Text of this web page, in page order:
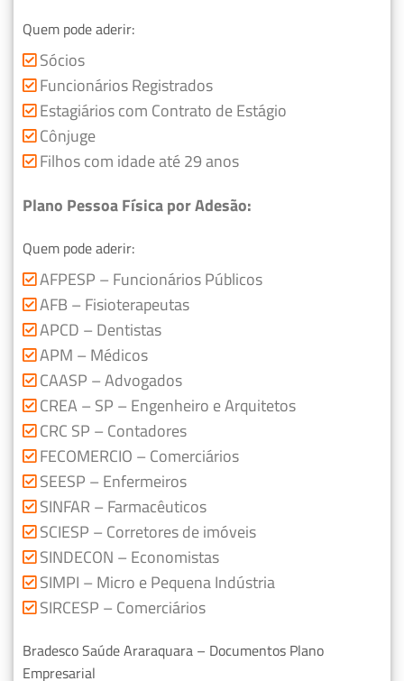
Quem pode aderir:
Sócios
Funcionários Registrados
Estagiários com Contrato de Estágio
Cônjuge
Filhos com idade até 29 anos
Plano Pessoa Física por Adesão:
Quem pode aderir:
AFPESP – Funcionários Públicos
AFB – Fisioterapeutas
APCD – Dentistas
APM – Médicos
CAASP – Advogados
CREA – SP – Engenheiro e Arquitetos
CRC SP – Contadores
FECOMERCIO – Comerciários
SEESP – Enfermeiros
SINFAR – Farmacêuticos
SCIESP – Corretores de imóveis
SINDECON – Economistas
SIMPI – Micro e Pequena Indústria
SIRCESP – Comerciários
Bradesco Saúde Araraquara – Documentos Plano
Empresarial